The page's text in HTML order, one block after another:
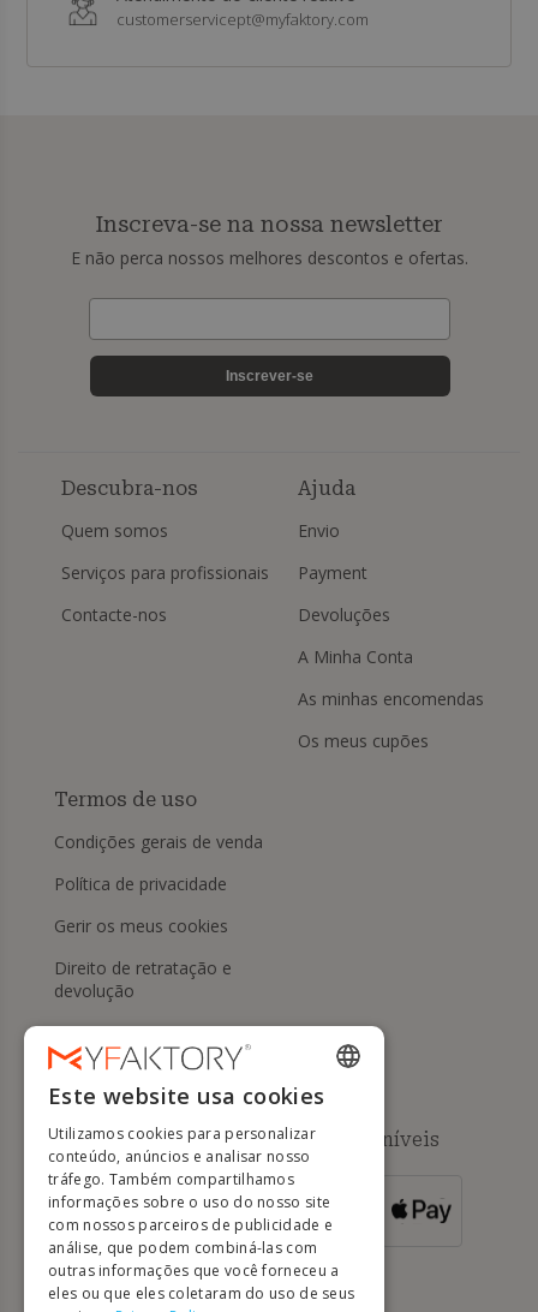
customerservicept@myfaktory.com
Inscreva-se na nossa newsletter
E não perca nossos melhores descontos e ofertas.
Inscrever-se
Descubra-nos
Quem somos
Serviços para profissionais
Contacte-nos
Ajuda
Envio
Payment
Devoluções
A Minha Conta
As minhas encomendas
Os meus cupões
Termos de uso
Condições gerais de venda
Política de privacidade
Gerir os meus cookies
Direito de retratação e
devolução
Ajuda
Métodos de pagamento disponíveis
PARA
ENCOMENDAS
SUPERIORES A
500 EUROS
ENGLISH
FRENCH
DUTCH
GERMAN
ITALIAN
Este website usa cookies
Utilizamos cookies para personalizar
conteúdo, anúncios e analisar nosso
tráfego. Também compartilhamos
informações sobre o uso do nosso site
com nossos parceiros de publicidade e
análise, que podem combiná-las com
outras informações que você forneceu a
eles ou que eles coletaram do uso de seus